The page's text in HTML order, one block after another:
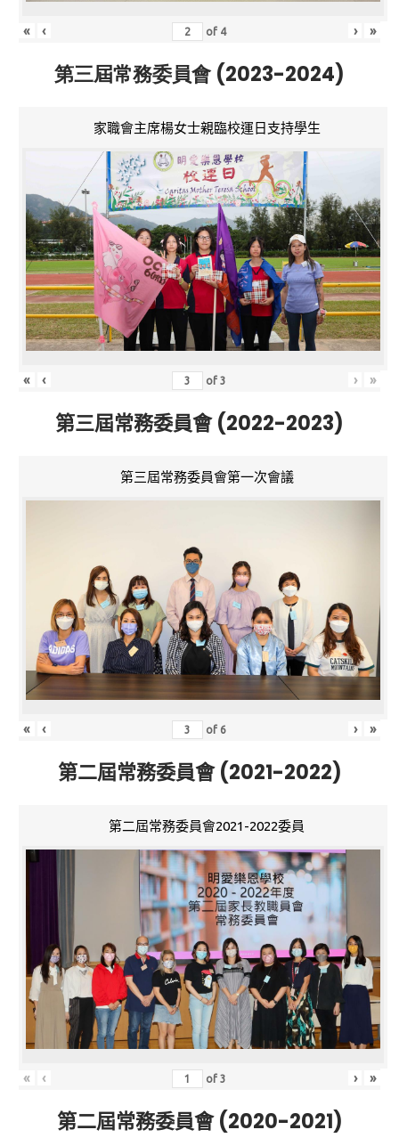
« ‹ of 4 › »
第三屆常務委員會 (2023-2024)
家職會主席楊女士親臨校運日支持學生
« ‹ of3 › »
第三屆常務委員會 (2022-2023)
第三屆常務委員會第一次會議
« ‹ of 6 › »
第二屆常務委員會 (2021-2022)
第二屆常務委員會2021-2022委員
« ‹ of3 › »
第二屆常務委員會 (2020-2021)